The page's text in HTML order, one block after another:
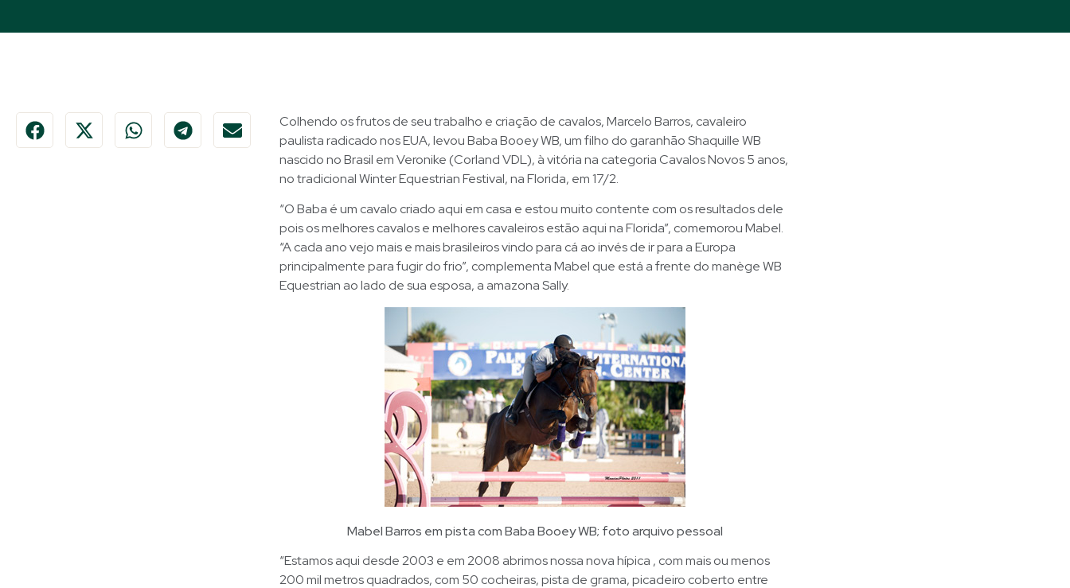
Colhendo os frutos de seu trabalho e criação de cavalos, Marcelo Barros, cavaleiro
paulista radicado nos EUA, levou Baba Booey WB, um filho do garanhão Shaquille WB
nascido no Brasil em Veronike (Corland VDL), à vitória na categoria Cavalos Novos 5 anos,
no tradicional Winter Equestrian Festival, na Florida, em 17/2.
“O Baba é um cavalo criado aqui em casa e estou muito contente com os resultados dele
pois os melhores cavalos e melhores cavaleiros estão aqui na Florida”, comemorou Mabel.
“A cada ano vejo mais e mais brasileiros vindo para cá ao invés de ir para a Europa
principalmente para fugir do frio”, complementa Mabel que está a frente do manège WB
Equestrian ao lado de sua esposa, a amazona Sally.
Mabel Barros em pista com Baba Booey WB; foto arquivo pessoal
“Estamos aqui desde 2003 e em 2008 abrimos nossa nova hípica , com mais ou menos
200 mil metros quadrados, com 50 cocheiras, pista de grama, picadeiro coberto entre